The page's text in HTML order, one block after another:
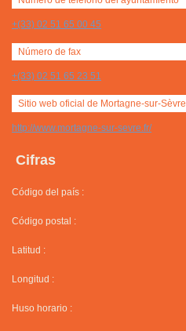
+(33) 02 51 65 00 45
Número de fax
+(33) 02 51 65 23 51
Sitio web oficial de Mortagne-sur-Sèvre
http://www.mortagne-sur-sevre.fr/
Cifras
Código del país :
Código postal :
Latitud :
Longitud :
Huso horario :